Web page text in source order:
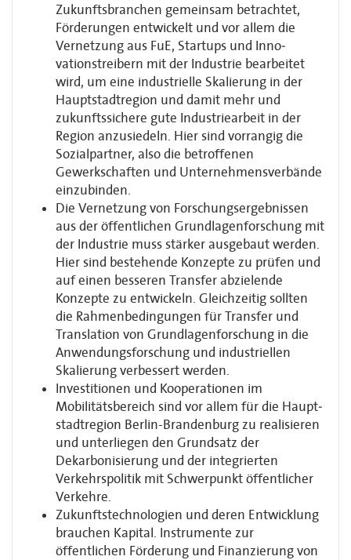
Zukunftsbranchen gemeinsam betrachtet,
Förderungen entwickelt und vor allem die
Vernetzung aus FuE, Startups und Inno­
vationstreibern mit der Industrie bearbeitet
wird, um eine industrielle Skalierung in der
Hauptstadtregion und damit mehr und
zukunftssichere gute Industriearbeit in der
Region anzusiedeln. Hier sind vorrangig die
Sozialpartner, also die betroffenen
Gewerkschaften und Unternehmensverbände
einzubinden.
Die Vernetzung von Forschungsergebnissen
aus der öffentlichen Grundlagen­forschung mit
der Industrie muss stärker ausgebaut werden.
Hier sind bestehende Konzepte zu prüfen und
auf einen besseren Transfer abzielende
Konzepte zu ent­wickeln. Gleichzeitig sollten
die Rahmenbedingungen für Transfer und
Translation von Grundlagenforschung in die
Anwendungsforschung und industriellen
Skalierung verbessert werden.
Investitionen und Kooperationen im
Mobilitätsbereich sind vor allem für die Haupt­
stadtregion Berlin-Brandenburg zu realisieren
und unterliegen den Grundsatz der
Dekarbonisierung und der integrierten
Verkehrspolitik mit Schwerpunkt öffentlicher
Verkehre.
Zukunftstechnologien und deren Entwicklung
brauchen Kapital. Instrumente zur
öffentlichen Förderung und Finanzierung von